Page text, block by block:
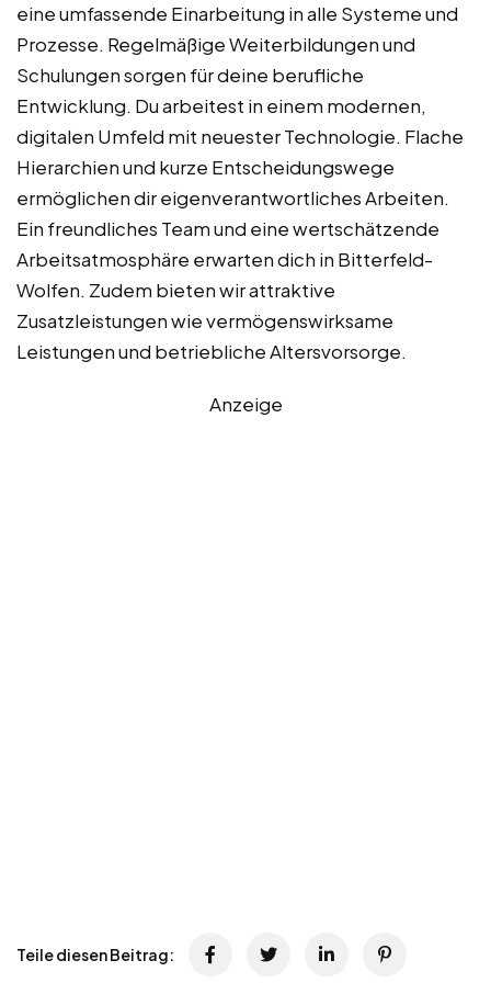
eine umfassende Einarbeitung in alle Systeme und
Prozesse. Regelmäßige Weiterbildungen und
Schulungen sorgen für deine berufliche
Entwicklung. Du arbeitest in einem modernen,
digitalen Umfeld mit neuester Technologie. Flache
Hierarchien und kurze Entscheidungswege
ermöglichen dir eigenverantwortliches Arbeiten.
Ein freundliches Team und eine wertschätzende
Arbeitsatmosphäre erwarten dich in Bitterfeld-
Wolfen. Zudem bieten wir attraktive
Zusatzleistungen wie vermögenswirksame
Leistungen und betriebliche Altersvorsorge.
Anzeige
Teile diesen Beitrag: